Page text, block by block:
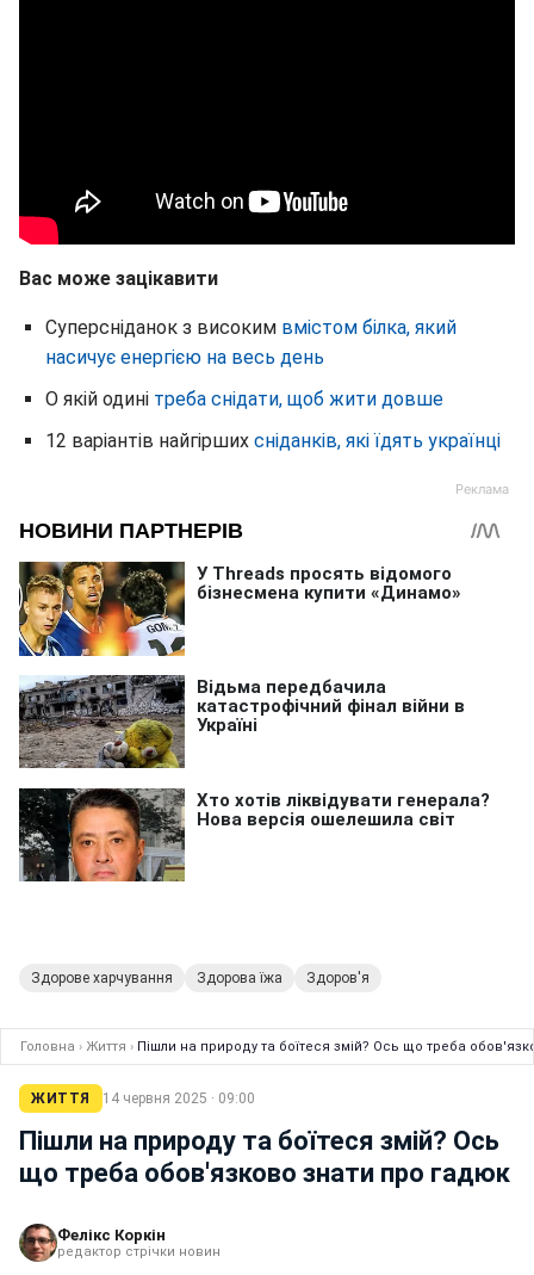
Вас може зацікавити
Суперсніданок з високим вмістом білка, який
насичує енергією на весь день
О якій одині треба снідати, щоб жити довше
12 варіантів найгірших сніданків, які їдять українці
Здорове харчування Здорова їжа Здоров'я
Головна › Життя › Пішли на природу та боїтеся змій? Ось що треба
ЖИТТЯ 14 червня 2025 · 09:00
Пішли на природу та боїтеся змій? Ось
що треба обов'язково знати про гадюк
Фелікс Коркін
редактор стрічки новин